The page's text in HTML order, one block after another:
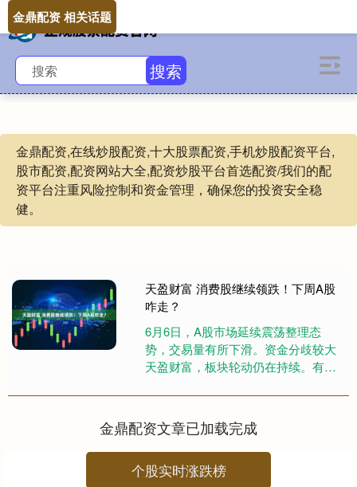
搜索
金鼎配资,在线炒股配资,十大股票配资,手机炒股配资平台,
股市配资,配资网站大全,配资炒股平台首选配资/我们的配
资平台注重风险控制和资金管理，确保您的投资安全稳
健。
金鼎配资 相关话题
天盈财富 消费股继续领跌！下周A股
咋走？
6月6日，A股市场延续震荡整理态
势，交易量有所下滑。资金分歧较大
天盈财富，板块轮动仍在持续。有色
而消费股则领跌市场，科技股整体
呈....
金鼎配资文章已加载完成
个股实时涨跌榜